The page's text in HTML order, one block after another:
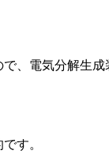
、電気分解生
す。